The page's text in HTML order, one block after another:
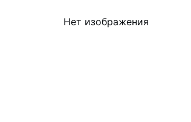
Нет изображения